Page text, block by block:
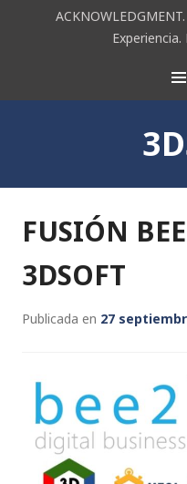
ACK
FUSIÓN
3DSOFT
Publicada en 27